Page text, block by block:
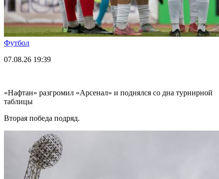
Футбол
07.08.26 19:39
«Нафтан» разгромил «Арсенал» и поднялся со дна турнирной
таблицы
Вторая победа подряд.